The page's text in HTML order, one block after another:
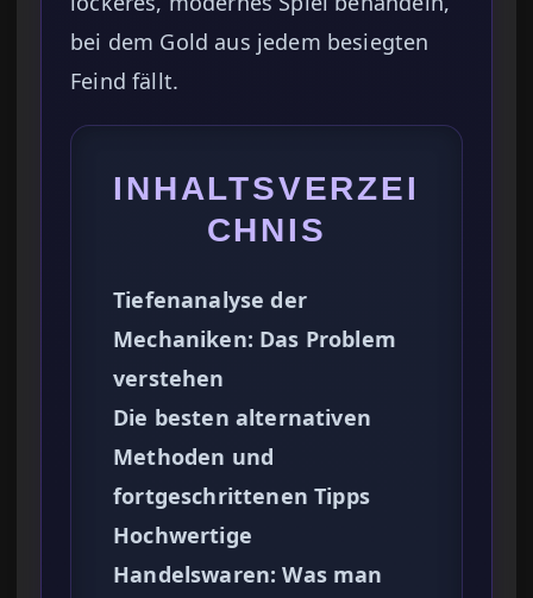
bei dem Gold aus jedem besiegten
Feind fällt.
INHALTSVERZEI
CHNIS
Tiefenanalyse der
Mechaniken: Das Problem
verstehen
Die besten alternativen
Methoden und
fortgeschrittenen Tipps
Hochwertige
Handelswaren: Was man